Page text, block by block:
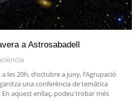
a Astrosabadell
les 20h, d’octubre a juny, l’Agrupació
una conferència de temàtica
En aquest enllaç, podeu trobar més